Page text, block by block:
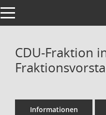
Toggle navigation
CDU-Fraktion
Informationen